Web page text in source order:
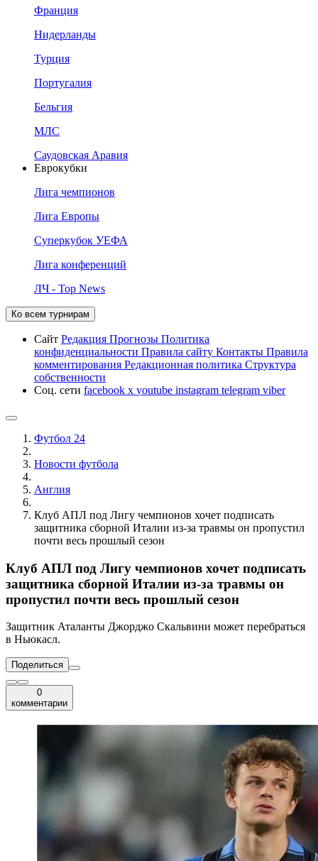
Франция
Нидерланды
Турция
Португалия
Бельгия
МЛС
Саудовская Аравия
Еврокубки
Лига чемпионов
Лига Европы
Суперкубок УЕФА
Лига конференций
ЛЧ - Top News
Ко всем турнирам
Сайт Редакция Прогнозы Политика
конфиденциальности Правила сайту Контакты Правила
комментирования Редакционная политика Структура
собственности
Соц. сети facebook x youtube instagram telegram viber
Футбол 24
Новости футбола
Англия
Клуб АПЛ под Лигу чемпионов хочет подписать
защитника сборной Италии из-за травмы он пропустил
почти весь прошлый сезон
Клуб АПЛ под Лигу чемпионов хочет подписать
защитника сборной Италии из-за травмы он
пропустил почти весь прошлый сезон
Защитник Аталанты Джорджо Скальвини может перебраться
в Ньюкасл.
Поделиться
0
комментарии